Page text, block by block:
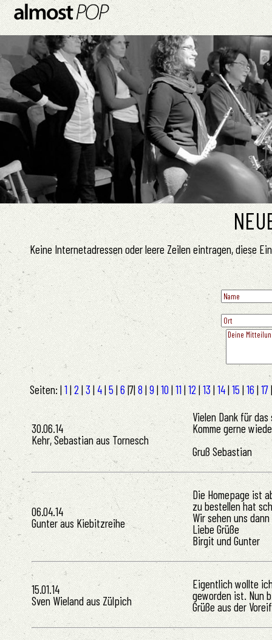
Keine Internetadressen oder leere Zeilen eintragen, diese
Seiten: |1|2|3|4|5|6|7|8|9|10|11|12|13|14|15 |16|17|
30.06.14
Kehr, Sebastian aus Tornesch
Vielen Dank für
Komme gerne
Gruß Sebastian
06.04.14
Gunter aus Kiebitzreihe
Die Homepage ist
zu bestellen hat
Wir sehen uns
Liebe Grüße
Birgit und Gunter
15.01.14
Sven Wieland aus Zülpich
Eigentlich wollte
geworden ist. Nun
Grüße aus der